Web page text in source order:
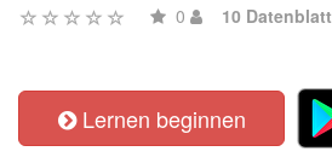
0 10 Datenblatt
Lernen beginnen